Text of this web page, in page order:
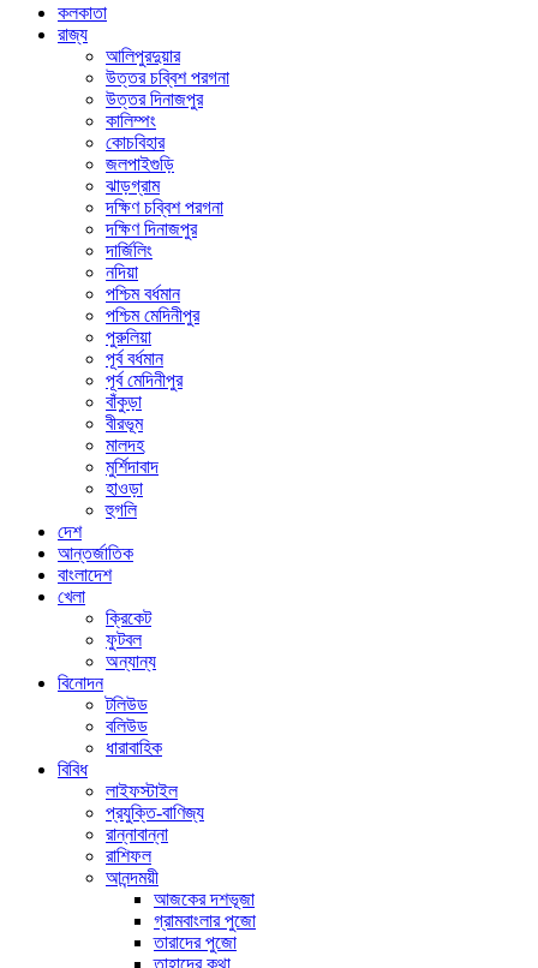
কলকাতা
রাজ্য
আলিপুরদুয়ার
উত্তর চব্বিশ পরগনা
উত্তর দিনাজপুর
কালিম্পং
কোচবিহার
জলপাইগুড়ি
ঝাড়গ্রাম
দক্ষিণ চব্বিশ পরগনা
দক্ষিণ দিনাজপুর
দার্জিলিং
নদিয়া
পশ্চিম বর্ধমান
পশ্চিম মেদিনীপুর
পুরুলিয়া
পূর্ব বর্ধমান
পূর্ব মেদিনীপুর
বাঁকুড়া
বীরভূম
মালদহ
মুর্শিদাবাদ
হাওড়া
হুগলি
দেশ
আন্তর্জাতিক
বাংলাদেশ
খেলা
ক্রিকেট
ফুটবল
অন্যান্য
বিনোদন
টলিউড
বলিউড
ধারাবাহিক
বিবিধ
লাইফস্টাইল
প্রযুক্তি-বাণিজ্য
রান্নাবান্না
রাশিফল
আনন্দময়ী
আজকের দশভূজা
গ্রামবাংলার পুজো
তারাদের পুজো
তাহাদের কথা